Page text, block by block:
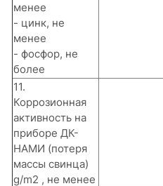
менее
- цинк, не
менее
- фосфор, не
более
11.
Коррозионная
активность на
приборе ДК-
НАМИ (потеря
массы свинца)
g/m2 , не менее